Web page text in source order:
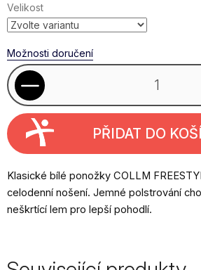
Velikost
Možnosti doručení
PŘIDAT DO
Klasické bílé ponožky COLLM
celodenní nošení. Jemné polstrování
neškrtící lem pro lepší pohodlí.